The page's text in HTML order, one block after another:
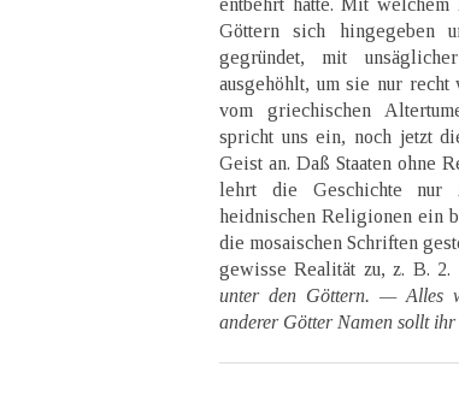
Göttern sich hingegeben
gegründet, mit
ausgehöhlt, um sie nur
vom griechischen
spricht uns ein, noch jetzt
Geist an. Daß Staaten ohne
lehrt die Geschichte nur
heidnischen Religionen ein
die mosaischen Schriften
gewisse Realität zu, z. B. 2.
unter den Göttern. — Alles
anderer Götter Namen sollt ihr